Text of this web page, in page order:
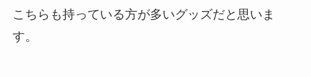
こちらも持っている方が多いグッズだと思いま
す。